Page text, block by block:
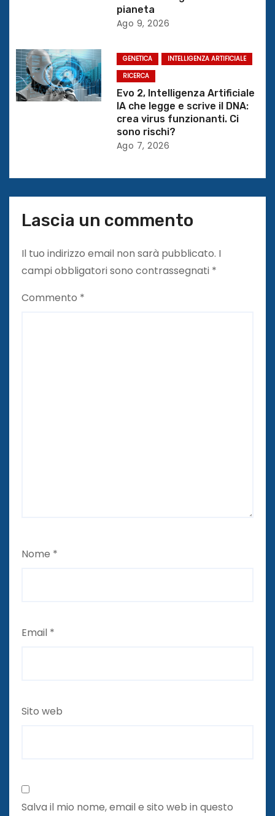
c
o
pianeta
Ago 9, 2026
GENETICA
INTELLIGENZA ARTIFICIALE
RICERCA
Evo 2, Intelligenza Artificiale
IA che legge e scrive il DNA:
crea virus funzionanti. Ci
sono rischi?
Ago 7, 2026
Lascia un commento
Il tuo indirizzo email non sarà pubblicato. I
campi obbligatori sono contrassegnati *
Commento *
Nome *
Email *
Sito web
Salva il mio nome, email e sito web in questo